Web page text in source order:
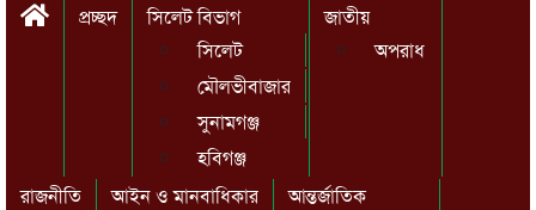
প্রচ্ছদ
সিলেট বিভাগ
সিলেট
মৌলভীবাজার
সুনামগঞ্জ
হবিগঞ্জ
জাতীয়
অপরাধ
রাজনীতি আইন ও মানবাধিকার
আন্তর্জাতিক